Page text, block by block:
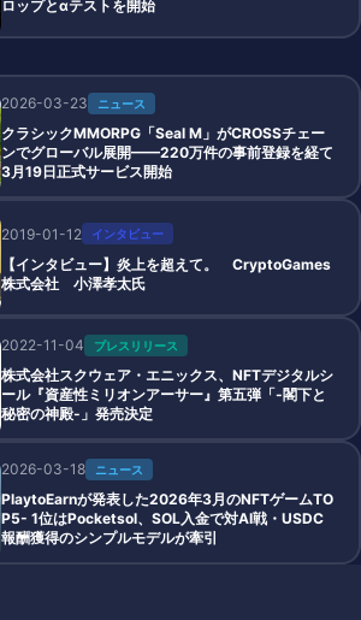
ロップとαテストを開始
2026-03-23 ニュース
クラシックMMORPG「Seal M」がCROSSチェー
ンでグローバル展開——220万件の事前登録を経て
3月19日正式サービス開始
2019-01-12 インタビュー
【インタビュー】炎上を超えて。 CryptoGames
株式会社 小澤孝太氏
2022-11-04 プレスリリース
株式会社スクウェア・エニックス、NFTデジタルシ
ール『資産性ミリオンアーサー』第五弾「-閣下と
秘密の神殿-」発売決定
2026-03-18 ニュース
PlaytoEarnが発表した2026年3月のNFTゲームTO
P5- 1位はPocketsol、SOL入金で対AI戦・USDC
報酬獲得のシンプルモデルが牽引